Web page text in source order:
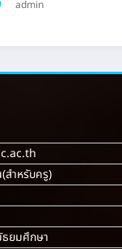
admin
(สำหรับครู)
ยมศึกษา